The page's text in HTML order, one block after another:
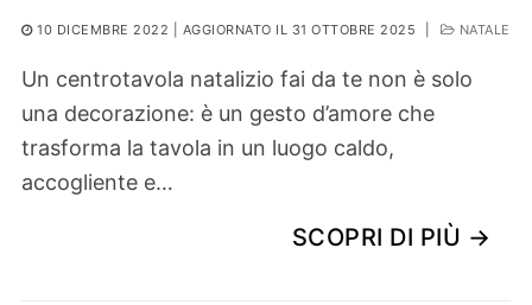
10 DICEMBRE 2022 | AGGIORNATO IL 31 OTTOBRE 2025 NATALE
Un centrotavola natalizio fai da te non è solo
una decorazione: è un gesto d’amore che
trasforma la tavola in un luogo caldo,
accogliente e…
SCOPRI DI PIÙ →